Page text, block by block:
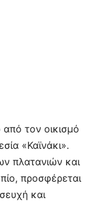
τον οικισμό
«Καϊνάκι».
πλατανιών και
προσφέρεται
και